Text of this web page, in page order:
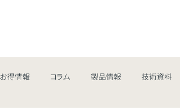
お得情報 コラム 製品情報 技術資料